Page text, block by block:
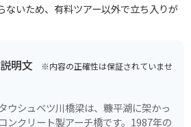
ないため、有料ツアー以外で立ち入りが
明文 ※内容の正確性は保証されていませ
ウシュベツ川橋梁は、糠平湖に架かっ
ンクリート製アーチ橋です。1987年の